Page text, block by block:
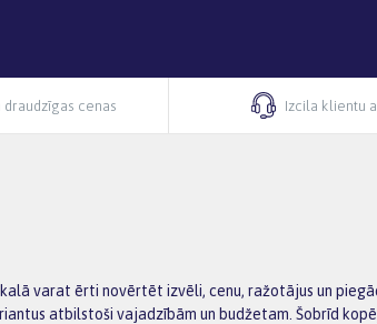
cenas Izcila klientu
varat ērti novērtēt izvēli, cenu, ražotājus un
atbilstoši vajadzībām un budžetam. Šobrīd